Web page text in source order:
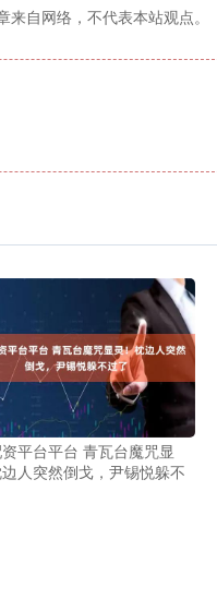
来自网络，不代表本站观点。
平台平台 青瓦台魔咒显
人突然倒戈，尹锡悦躲不